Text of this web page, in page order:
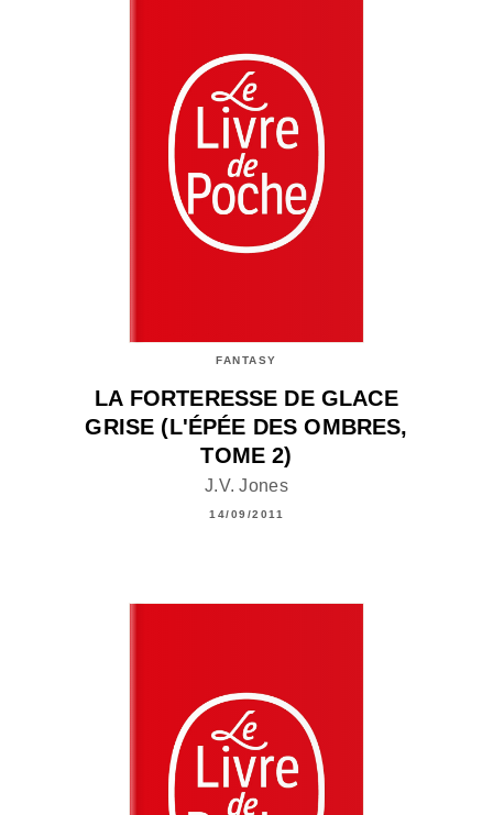
FANTASY
LA FORTERESSE DE GLACE
GRISE (L'ÉPÉE DES OMBRES,
TOME 2)
J.V. Jones
14/09/2011